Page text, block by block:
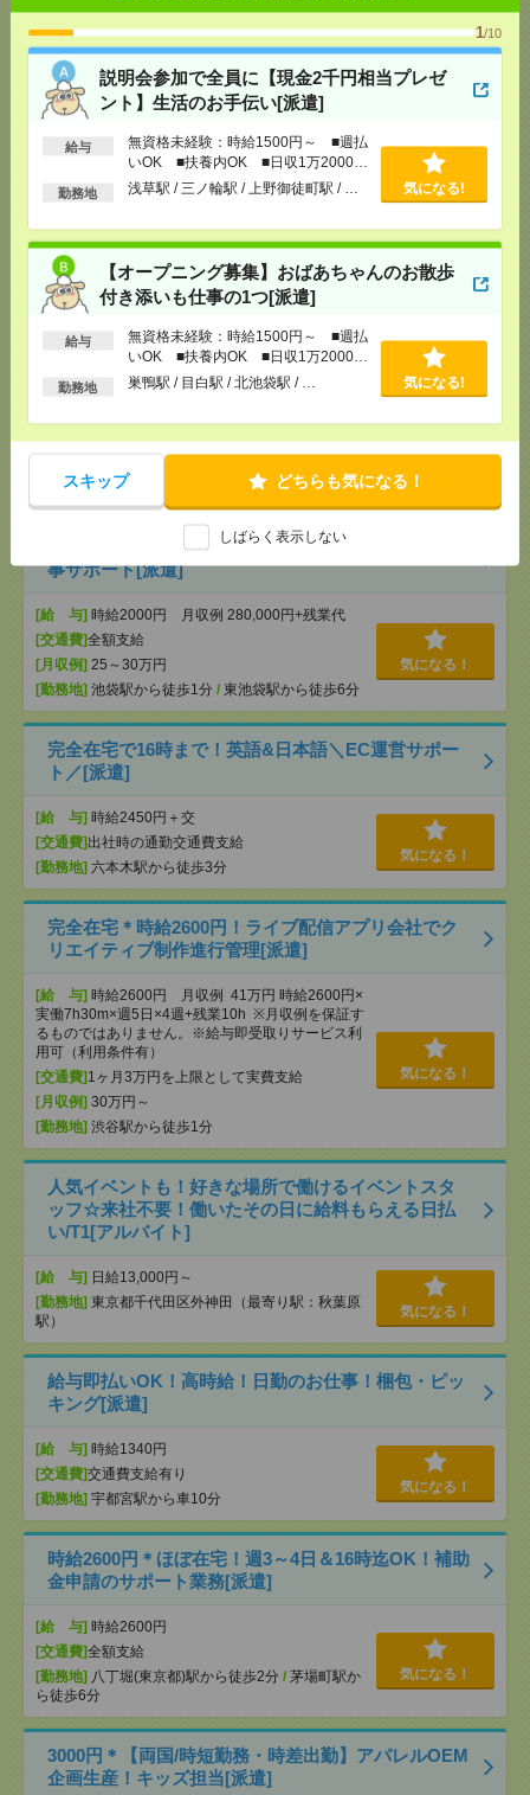
1/10
説明会参加で全員に【現金2千円相当プレゼ
ント】生活のお手伝い[派遣]
給与
無資格未経験：時給1500円～ ■週払
いOK ■扶養内OK ■日収1万2000円
以上
勤務地 浅草駅 / 三ノ輪駅 / 上野御徒町駅 / … 気になる!
【オープニング募集】おばあちゃんのお散歩
付き添いも仕事の1つ[派遣]
給与
無資格未経験：時給1500円～ ■週払
いOK ■扶養内OK ■日収1万2000円
以上
勤務地 巣鴨駅 / 目白駅 / 北池袋駅 / … 気になる!
スキップ どちらも気になる！
しばらく表示しない
[勤務地]浅草駅/三ノ輪駅/上野御徒町駅/…
気になる！
【オープニング募集】おばあちゃんのお散歩付き添
いも仕事の1つ[派遣]
[給 与]無資格未経験：時給1500円～ ■週払い
OK ■扶養内OK ■日収1万2000円以上
[交通費]交通費全額支給
[勤務地]巣鴨駅/目白駅/北池袋駅/…
気になる！
【在宅勤務OK】時給3300円！水道橋での総務事務
[派遣]
時給3300円 月収例 54万円 時給3300円×
実働7h40m×週5日×4週+残業10h ※月収例を保証す
るものではありません。
[月収例]30万円～
水道橋駅から徒歩7分
飯田橋駅
池袋/在宅！＼高時給2000円／社員の健康を支える人
事サポート[派遣]
[給 与] 時給2000円 月収例 280,000円+残業代
[交通費]全額支給
[月収例] 25～30万円
[勤務地] 池袋駅から徒歩1分 / 東池袋駅から徒歩6分
気になる！
完全在宅で16時まで！英語&日本語＼EC運営サポー
ト／[派遣]
[給 与] 時給2450円＋交
[交通費]出社時の通勤交通費支給
[勤務地] 六本木駅から徒歩3分
気になる！
完全在宅＊時給2600円！ライブ配信アプリ会社でク
リエイティブ制作進行管理[派遣]
[給 与] 時給2600円 月収例 41万円 時給2600円×
実働7h30m×週5日×4週+残業10h ※月収例を保証す
るものではありません。※給与即受取りサービス利
用可（利用条件有）
[交通費] 1ヶ月3万円を上限として実費支給
[月収例] 30万円～
[勤務地] 渋谷駅から徒歩1分
気になる！
人気イベントも！好きな場所で働けるイベントスタ
ッフ☆来社不要！働いたその日に給料もらえる日払
い/T1[アルバイト]
[給 与] 日給13,000円～
[勤務地] 東京都千代田区外神田（最寄り駅：秋葉原
駅）
気になる！
給与即払いOK！高時給！日勤のお仕事！梱包・ピッ
キング[派遣]
[給 与] 時給1340円
[交通費]交通費支給有り
[勤務地] 宇都宮駅から車10分
気になる！
時給2600円＊ほぼ在宅！週3～4日＆16時迄OK！補助
金申請のサポート業務[派遣]
[給 与] 時給2600円
[交通費]全額支給
[勤務地] 八丁堀(東京都)駅から徒歩2分 / 茅場町駅か
ら徒歩6分
気になる！
3000円＊【両国/時短勤務・時差出勤】アパレルOEM
企画生産！キッズ担当[派遣]